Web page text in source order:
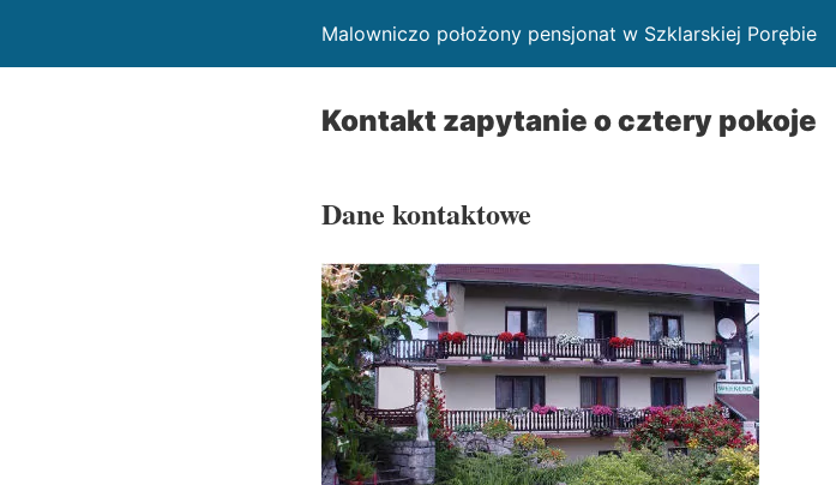
Malowniczo położony pensjonat w Szklarskiej Porębie
Kontakt zapytanie o cztery pokoje
Dane kontaktowe